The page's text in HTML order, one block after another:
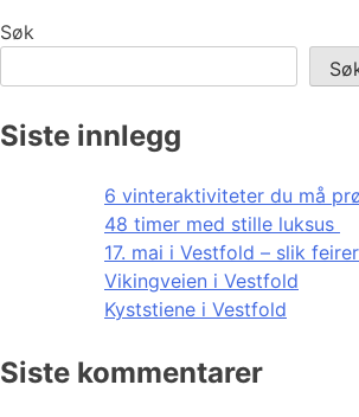
Søk
Siste innlegg
6 vinteraktiviteter du må
48 timer med stille luksus
17. mai i Vestfold – slik
Vikingveien i Vestfold
Kyststiene i Vestfold
Siste kommentarer